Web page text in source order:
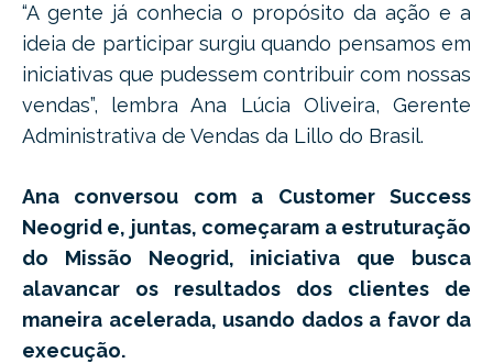
“A gente já conhecia o propósito da ação e a
ideia de participar surgiu quando pensamos em
iniciativas que pudessem contribuir com nossas
vendas”, lembra Ana Lúcia Oliveira, Gerente
Administrativa de Vendas da Lillo do Brasil.
Ana conversou com a Customer Success
Neogrid e, juntas, começaram a estruturação
do Missão Neogrid, iniciativa que busca
alavancar os resultados dos clientes de
maneira acelerada, usando dados a favor da
execução.